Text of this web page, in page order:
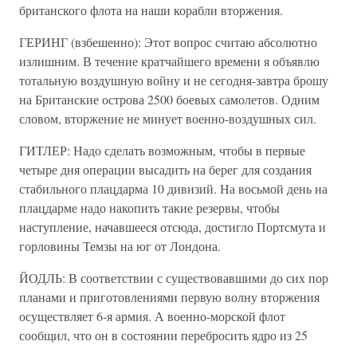
британского флота на наши корабли вторжения.
ГЕРИНГ (взбешенно): Этот вопрос считаю абсолютно
излишним. В течение кратчайшего времени я объявлю
тотальную воздушную войну и не сегодня-завтра брошу
на Британские острова 2500 боевых самолетов. Одним
словом, вторжение не минует военно-воздушных сил.
ГИТЛЕР: Надо сделать возможным, чтобы в первые
четыре дня операции высадить на берег для создания
стабильного плацдарма 10 дивизий. На восьмой день на
плацдарме надо накопить такие резервы, чтобы
наступление, начавшееся отсюда, достигло Портсмута и
горловины Темзы на юг от Лондона.
ЙОДЛЬ: В соответствии с существовавшими до сих пор
планами и приготовлениями первую волну вторжения
осуществляет 6-я армия. А военно-морской флот
сообщил, что он в состоянии перебросить ядро из 25